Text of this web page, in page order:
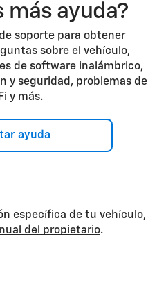
más ayuda?
soporte para obtener
sobre el vehículo,
de software inalámbrico,
y seguridad, problemas de
y más.
ayuda
específica de tu vehículo,
del propietario.